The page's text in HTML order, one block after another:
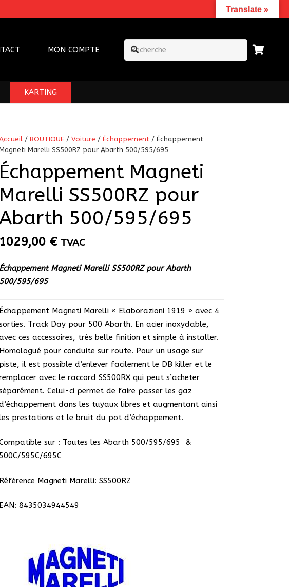
MON COMPTE
KARTING
/ BOUTIQUE/ Voiture / Échappement/ Échappement
Marelli SS500RZ pour Abarth 500/595/695
Échappement Magneti
Marelli SS500RZ pour
500/595/695
1029,00 € TVAC
Échappement Magneti Marelli SS500RZ pour Abarth
500/595/695
Échappement Magneti Marelli « Elaborazioni 1919 » avec 4
Track Day pour 500 Abarth. En acier inoxydable,
ces accessoires, très belle finition et simple à installer.
Homologué pour conduite sur route. Pour un usage sur
piste, il est possible d’enlever facilement le DB killer et le
avec le raccord SS500RX qui peut s’acheter
Celui-ci permet de faire passer les gaz
dans les tuyaux libres et augmentant ainsi
prestations et le bruit du pot d’échappement.
sur : Toutes les Abarth 500/595/695 &
500C/595C/695C
Référence Magneti Marelli: SS500RZ
EAN: 8435034944549
Translate »